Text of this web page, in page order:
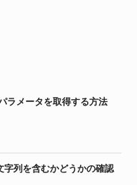
ラメータを取得する方法
列を含むかどうかの確認